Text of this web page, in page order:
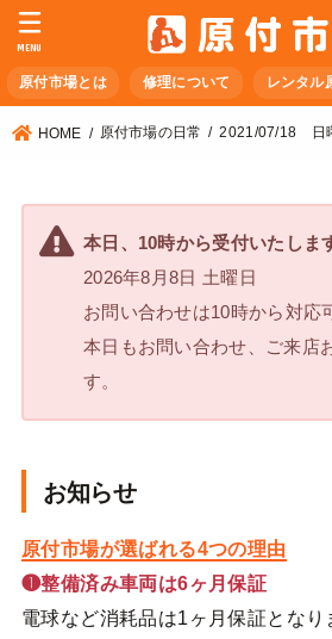
原付市場とは 修理について レンタル
MENU
HOME 原付市場の日常 2021/07/18 日
本日、10時から受付いたしま
2026年8月8日 土曜日
お問い合わせは10時から対応
本日もお問い合わせ、ご来店
す。
お知らせ
原付市場が選ばれる4つの理由
❶整備済み車両は6ヶ月保証
電球など消耗品は1ヶ月保証とな